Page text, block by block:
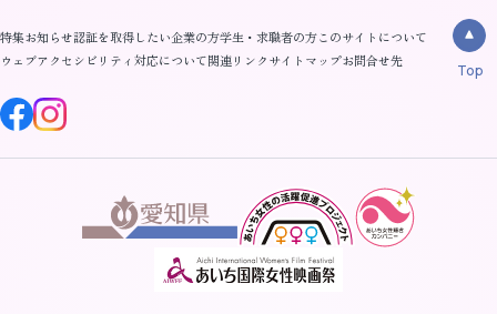
特集お知らせ認証を取得したい企業の方学生・求職者の方このサイトについて
ウェブアクセシビリティ対応について関連リンクサイトマップお問合せ先
Top